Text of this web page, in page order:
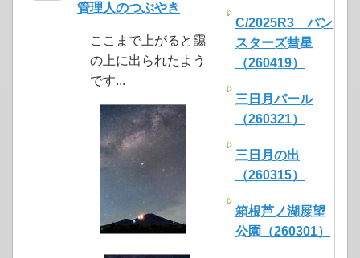
管理人のつぶやき
ここまで上がると靄
の上に出られたよう
です...
C/2025R3 パン
スターズ彗星
（260419）
三日月パール
（260321）
三日月の出
（260315）
箱根芦ノ湖展望
公園（260301）